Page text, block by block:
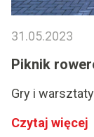
31.05.2023
Piknik
Gry i
Czytaj więcej